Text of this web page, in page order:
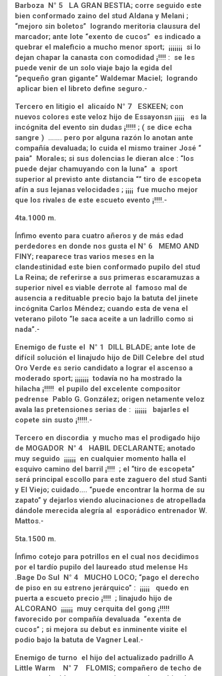
Barboza N° 5 LA GRAN BESTIA; corre seguido este
bien conformado zaino del stud Aldana y Melani ;
“mejoro sin boletos” logrando meritoria clausura del
marcador; ante lote “exento de cucos” es indicado a
quebrar el maleficio a mucho menor sport; ¡¡¡¡¡¡¡ si lo
dejan chapar la canasta con comodidad ¡!!!! : se les
puede venir de un solo viaje bajo la egida del
“pequeño gran gigante” Waldemar Maciel; logrando
aplicar bien el libreto define seguro.-
Tercero en litigio el alicaído N° 7 ESKEEN; con
nuevos colores este veloz hijo de Essayonsn ¡¡¡¡¡ es la
incógnita del evento sin dudas ¡!!!!! ; ( se dice echa
sangre ) ……. pero por alguna razón lo anotan ante
compañía devaluada; lo cuida el mismo trainer José “
paia” Morales; si sus dolencias le dieran alce : “los
puede dejar chamuyando con la luna” a sport
superior al previsto ante distancia “” tiro de escopeta
afín a sus lejanas velocidades ; ¡¡¡¡ fue mucho mejor
que los rivales de este escueto evento ¡!!!!.-
4ta.1000 m.
Ínfimo evento para cuatro añeros y de más edad
perdedores en donde nos gusta el N° 6 MEMO AND
FINY; reaparece tras varios meses en la
clandestinidad este bien conformado pupilo del stud
La Reina; de referirse a sus primeras escaramuzas a
superior nivel es viable derrote al famoso mal de
ausencia a redituable precio bajo la batuta del jinete
incógnita Carlos Méndez; cuando esta de vena el
veterano piloto “le saca aceite a un ladrillo como si
nada”.-
Enemigo de fuste el N° 1 DILL BLADE; ante lote de
difícil solución el linajudo hijo de Dill Celebre del stud
Oro Verde es serio candidato a lograr el ascenso a
moderado sport; ¡¡¡¡¡¡¡ todavía no ha mostrado la
hilacha ¡!!!!! el pupilo del excelente compositor
pedrense Pablo G. González; origen netamente veloz
avala las pretensiones serias de : ¡¡¡¡¡¡ bajarles el
copete sin susto ¡!!!!!.-
Tercero en discordia y mucho mas el prodigado hijo
de MOGADOR N° 4 HABIL DECLARANTE; anotado
muy seguido ¡¡¡¡¡¡ en cualquier momento halla el
esquivo camino del barril ¡!!!! ; el “tiro de escopeta”
será principal escollo para este zaguero del stud Santi
y El Viejo; cuidado…. “puede encontrar la horma de su
zapato” y dejarlos viendo alucinaciones de atropellada
dándole merecida alegría al esporádico entrenador W.
Mattos.-
5ta.1500 m.
Ínfimo cotejo para potrillos en el cual nos decidimos
por el tardío pupilo del laureado stud melense Hs
.Bage Do Sul N° 4 MUCHO LOCO; “pago el derecho
de piso en su estreno jerárquico” : ¡¡¡¡¡ quedo en
puerta a escueto precio ¡!!!! ; linajudo hijo de
ALCORANO ¡¡¡¡¡¡ muy cerquita del gong ¡!!!!!
favorecido por compañía devaluada “exenta de
cucos” ; si mejora su debut es inminente visite el
podio bajo la batuta de Vagner Leal.-
Enemigo de turno el hijo del actualizado padrillo A
Little Warm N° 7 FLOMIS; compañero de techo de